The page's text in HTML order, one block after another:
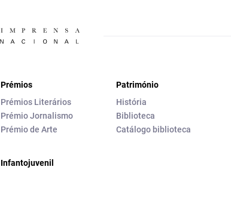
Prémios
Prémios Literários
Prémio Jornalismo
Prémio de Arte
Infantojuvenil
Património
História
Biblioteca
Catálogo biblioteca